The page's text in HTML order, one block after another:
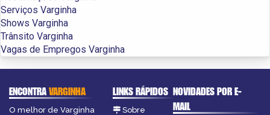
Serviços Varginha
Shows Varginha
Trânsito Varginha
Vagas de Empregos Varginha
ENCONTRAVARGINHA
O melhor de Varginha
LINKS RÁPIDOS
Sobre
NOVIDADES POR E-
MAIL